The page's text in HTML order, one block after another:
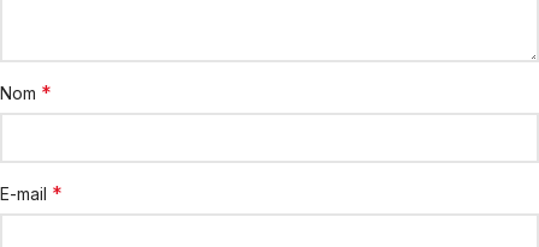
Nom *
E-mail *